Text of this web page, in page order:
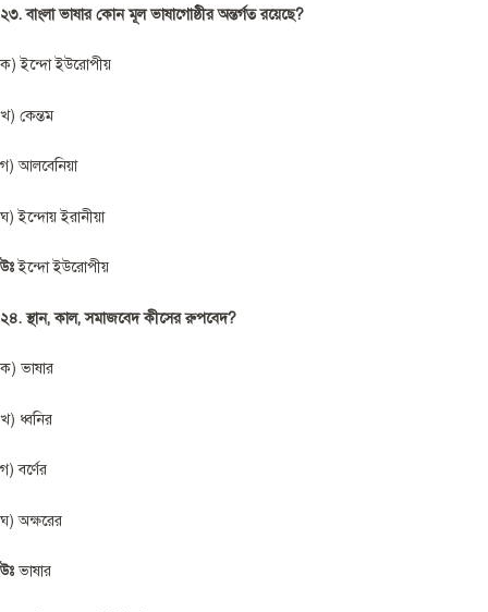
২৩. বাংলা ভাষার কোন মূল ভাষাগোষ্ঠীর অন্তর্গত রয়েছে?
ক) ইন্দো ইউরোপীয়
খ) কেন্তম
গ) আলবেনিয়া
ঘ) ইন্দোয় ইরানীয়া
উঃইন্দো ইউরোপীয়
২৪. স্থান, কাল, সমাজবেদ কীসের রুপবেদ?
ক) ভাষার
খ) ধ্বনির
গ) বর্ণের
ঘ) অক্ষরের
উঃভাষার